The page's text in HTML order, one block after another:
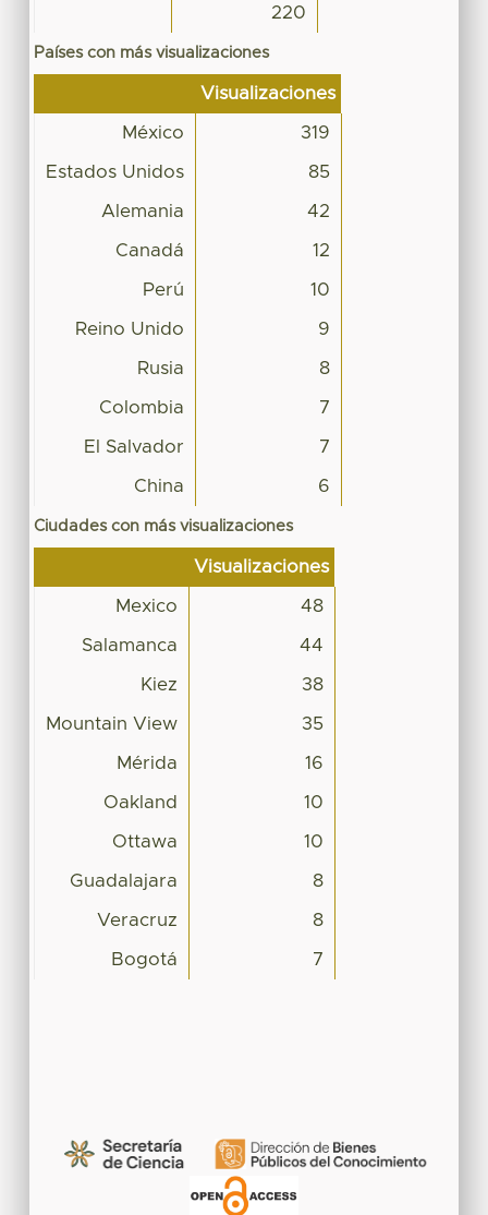
220
Países con más visualizaciones
Visualizaciones
México 319
Estados Unidos 85
Alemania 42
Canadá 12
Perú 10
Reino Unido 9
Rusia 8
Colombia 7
El Salvador 7
China 6
Ciudades con más visualizaciones
Visualizaciones
Mexico 48
Salamanca 44
Kiez 38
Mountain View 35
Mérida 16
Oakland 10
Ottawa 10
Guadalajara 8
Veracruz 8
Bogotá 7